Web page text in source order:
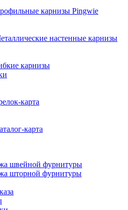
карнизы Pingwie
настенные карнизы
карнизы
карта
карта
швейной фурнитуры
шторной фурнитуры